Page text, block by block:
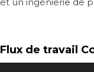
Flux de travail